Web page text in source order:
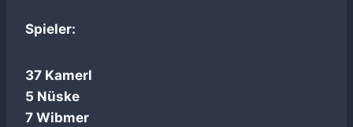
Spieler:
37 Kamerl
5 Nüske
7 Wibmer